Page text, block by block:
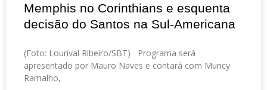
Memphis no Corinthians e esquenta
decisão do Santos na Sul-Americana
(Foto: Lourival Ribeiro/SBT) Programa será
apresentado por Mauro Naves e contará com Muricy
Ramalho,